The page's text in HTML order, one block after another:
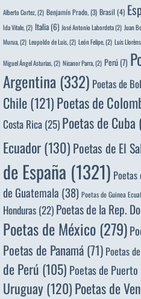
Alberto Cortez,(2) Benjamín Prado,(3) Brasil (4)
Ida Vitale,(2) Italia (6) José Antonio Labordeta(2) Juan
Murua,(2) Leopoldo de Luis,(2) León Felipe,(2) Luis
Miguel Ángel Asturias,(2) Nicanor Parra,(2) Perú (7)
Argentina (332) Poetas de
Chile(121)Poetas de
Costa Rica(25)Poetas de Cuba
Ecuador(130) Poetas de El
de España (1321)
de Guatemala (38) Poetas de Guinea
Honduras (22) Poetas de la Rep.
Poetas de México(279)
Poetas de Panamá (71) Poetas
de Perú (105) Poetas de Puerto
Uruguay(120)Poetas de